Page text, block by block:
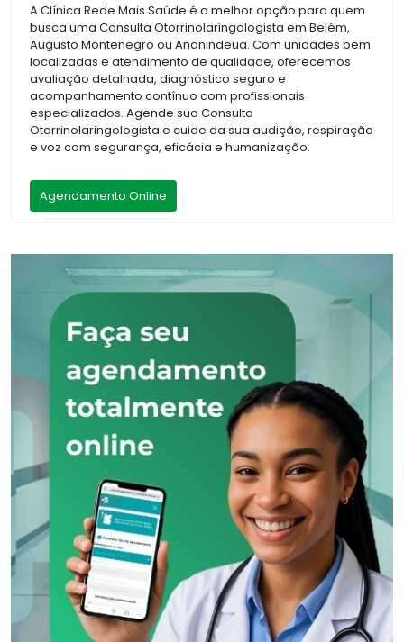
A Clínica Rede Mais Saúde é a melhor opção para quem
busca uma Consulta Otorrinolaringologista em Belém,
Augusto Montenegro ou Ananindeua. Com unidades bem
localizadas e atendimento de qualidade, oferecemos
avaliação detalhada, diagnóstico seguro e
acompanhamento contínuo com profissionais
especializados. Agende sua Consulta
Otorrinolaringologista e cuide da sua audição, respiração
e voz com segurança, eficácia e humanização.
Agendamento Online